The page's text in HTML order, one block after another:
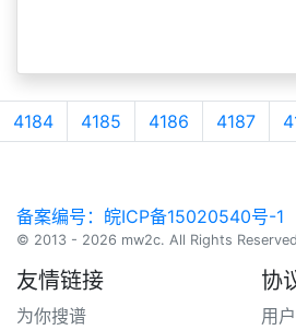
4184 4185 4186 4187
备案编号：皖ICP备15020540号-1
© 2013 - 2026 mw2c. All Rights
友情链接
为你搜谱
协
用